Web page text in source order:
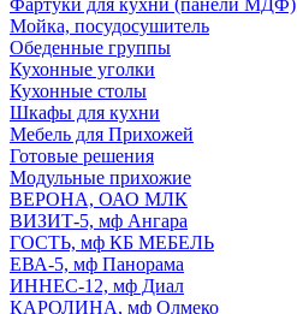
Фартуки для кухни (панели МДФ)
Мойка, посудосушитель
Обеденные группы
Кухонные уголки
Кухонные столы
Шкафы для кухни
Мебель для Прихожей
Готовые решения
Модульные прихожие
ВЕРОНА, ОАО МЛК
ВИЗИТ-5, мф Ангара
ГОСТЬ, мф КБ МЕБЕЛЬ
ЕВА-5, мф Панорама
ИННЕС-12, мф Диал
КАРОЛИНА, мф Олмеко